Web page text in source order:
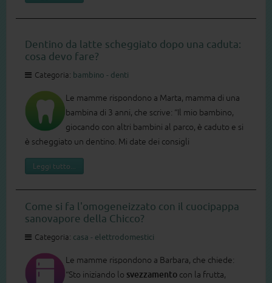
Dentino da latte scheggiato dopo una caduta:
cosa devo fare?
Categoria: bambino - denti
Le mamme rispondono a Marta, mamma di una
bambina di 3 anni, che scrive: “Il mio bambino,
giocando con altri bambini al parco, è caduto e si
è scheggiato un dentino. Mi date dei consigli
Leggi tutto...
Come si fa l'omogeneizzato con il cuocipappa
sanovapore della Chicco?
Categoria: casa - elettrodomestici
Le mamme rispondono a Barbara, che chiede:
“Sto iniziando lo svezzamento con la frutta,